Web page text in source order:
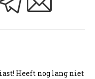
Heeft nog lang niet